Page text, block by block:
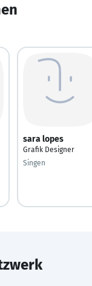
sara lopes
Grafik Designer
Singen